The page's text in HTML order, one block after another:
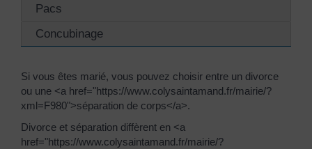
Pacs
Concubinage
Si vous êtes marié, vous pouvez choisir entre un divorce
ou une <a href="https://www.colysaintamand.fr/mairie/?
xml=F980">séparation de corps</a>.
Divorce et séparation diffèrent en <a
href="https://www.colysaintamand.fr/mairie/?